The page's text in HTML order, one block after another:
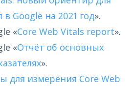
Google на 2021 год».
«Core Web Vitals report».
«Отчёт об основных
».
для измерения Core Web